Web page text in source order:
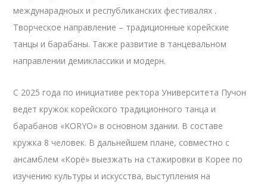
междунарадноых и республиканских фестивалях .
Творческое направление – традиционные корейские
танцы и барабаны. Также развитие в танцевальном
направлении демиклассики и модерн.
С 2025 года по инициативе ректора Университета Пучон
ведет кружок корейского традиционного танца и
барабанов «KORYO» в основном здании. В составе
кружка 8 человек. В дальнейшем плане, совместно с
ансамблем «Корё» выезжать на стажировки в Корее по
изучению культуры и искусства, выступления на